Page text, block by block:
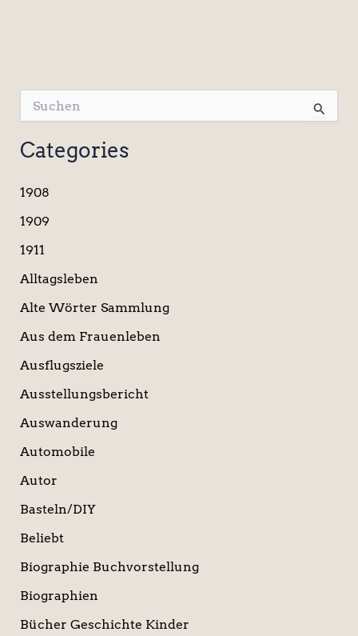
u
c
h
n
a
h
Categories
1908
1909
1911
Alltagsleben
Alte Wörter Sammlung
Aus dem Frauenleben
Ausflugsziele
Ausstellungsbericht
Auswanderung
Automobile
Autor
Basteln/DIY
Beliebt
Biographie Buchvorstellung
Biographien
Bücher Geschichte Kinder